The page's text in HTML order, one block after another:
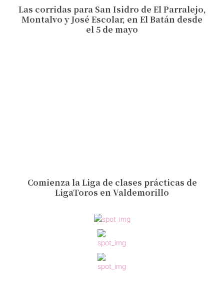
Las corridas para San Isidro de El Parralejo,
Montalvo y José Escolar, en El Batán desde
el 5 de mayo
Comienza la Liga de clases prácticas de
LigaToros en Valdemorillo